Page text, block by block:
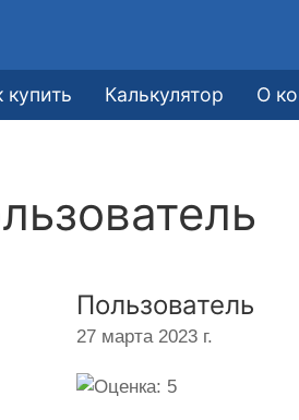
купить Калькулятор О
Пользователь
27 марта 2023 г.